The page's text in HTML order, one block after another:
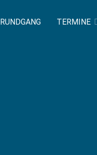
RUNDGANG TERMINE